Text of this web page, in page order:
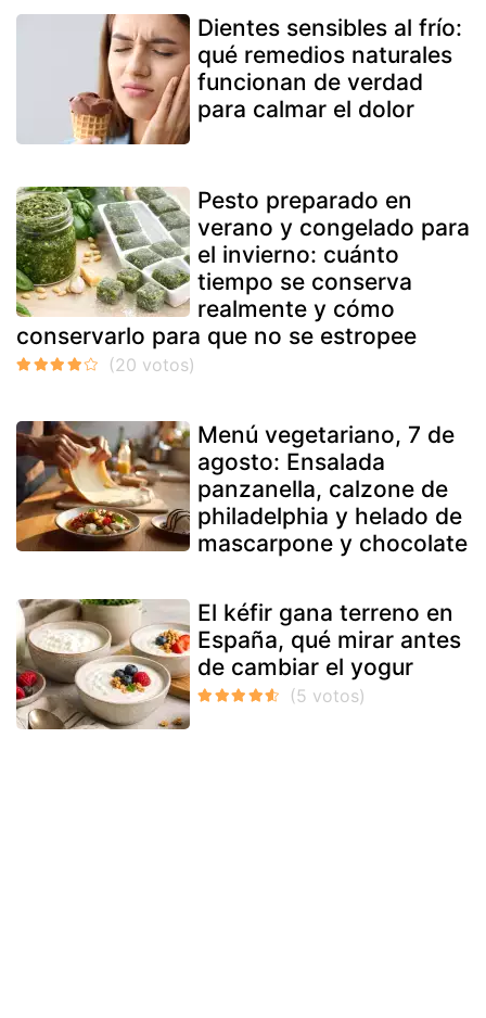
Dientes sensibles al frío:
qué remedios naturales
funcionan de verdad
para calmar el dolor
Pesto preparado en
verano y congelado para
el invierno: cuánto
tiempo se conserva
realmente y cómo
conservarlo para que no se estropee
Menú vegetariano, 7 de
agosto: Ensalada
panzanella, calzone de
philadelphia y helado de
mascarpone y chocolate
El kéfir gana terreno en
España, qué mirar antes
de cambiar el yogur